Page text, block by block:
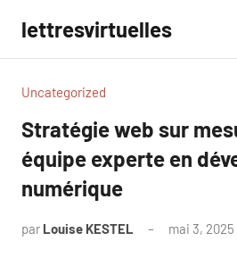
contenu
lettresvirtuelles
Uncategorized
Stratégie web sur
équipe experte en
numérique
par Louise KESTEL mai 3, 2025